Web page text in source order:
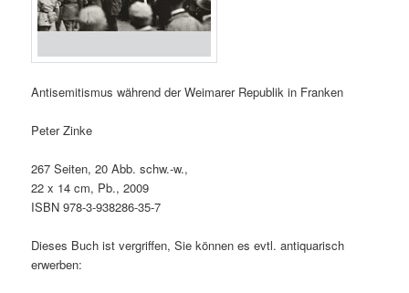
Antisemitismus während der Weimarer Republik in Franken
Peter Zinke
267 Seiten, 20 Abb. schw.-w.,
22 x 14 cm, Pb., 2009
ISBN 978-3-938286-35-7
Dieses Buch ist vergriffen, Sie können es evtl. antiquarisch
erwerben: